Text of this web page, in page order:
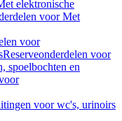
elektronische
voor Met
voor
Reserveonderdelen voor
spoelbochten en
voor wc's, urinoirs